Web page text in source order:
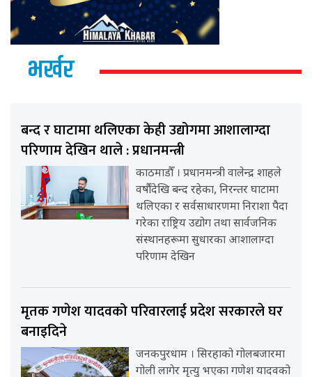
भर्खर
बन्द र घाटामा थलिएका केही उद्योगमा आशालाग्दा
परिणाम देखिन थाले : प्रधानमन्त्री
काठमाडौँ । प्रधानमन्त्री वालेन्द्र शाहले
वर्षौंदेखि बन्द रहेका, निरन्तर घाटामा
थलिएका र सर्वसाधारणमा निराशा पैदा
गरेका राष्ट्रिय उद्योग तथा सार्वजनिक
संस्थानहरूमा सुधारका आशालाग्दा
परिणाम देखिन
मृतक गणेश यादवको परिवारलाई प्रदेश सरकारले घर
बनाइदिने
जनकपुरधाम । सिरहाको गोलबजारमा
गोली लागेर मृत्यु भएका गणेश यादवको